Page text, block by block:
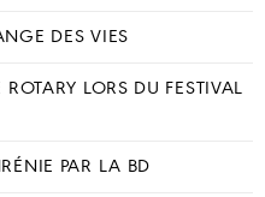
DES VIES
LORS DU FESTIVAL
PAR LA BD